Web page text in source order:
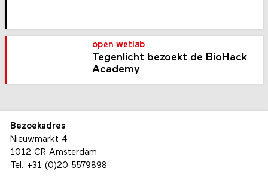
open wetlab
Tegenlicht bezoekt de BioHack
Academy
Bezoekadres
Nieuwmarkt 4
1012 CR Amsterdam
Tel. +31 (0)20 5579898